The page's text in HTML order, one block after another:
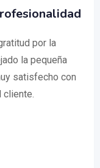
por la
la pequeña
satisfecho con